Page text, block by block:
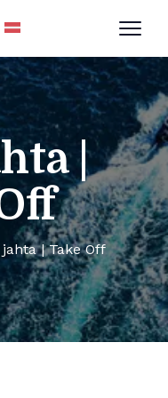
|
| Take Off